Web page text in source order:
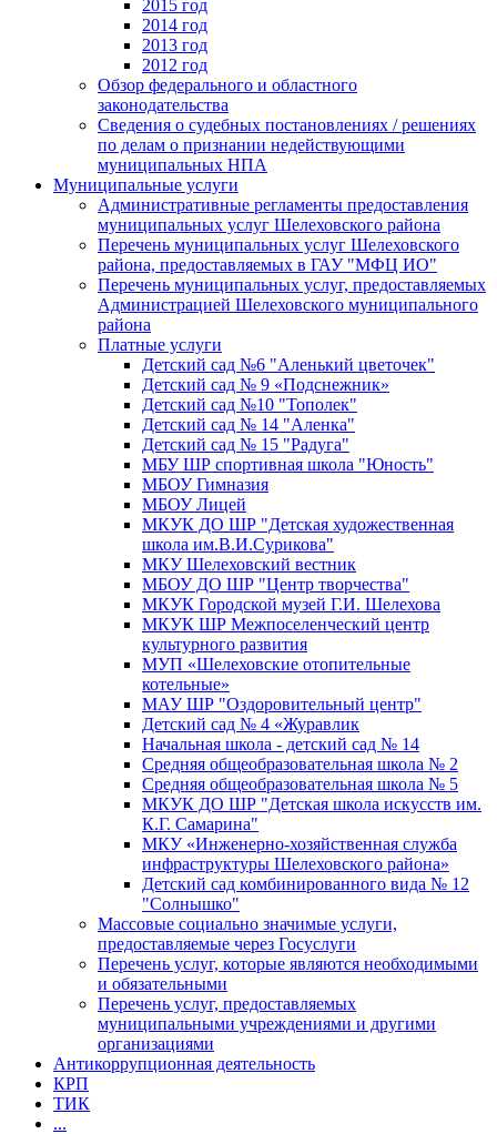
2015 год
2014 год
2013 год
2012 год
Обзор федерального и областного
законодательства
Сведения о судебных постановлениях / решениях
по делам о признании недействующими
муниципальных НПА
Муниципальные услуги
Административные регламенты предоставления
муниципальных услуг Шелеховского района
Перечень муниципальных услуг Шелеховского
района, предоставляемых в ГАУ "МФЦ ИО"
Перечень муниципальных услуг, предоставляемых
Администрацией Шелеховского муниципального
района
Платные услуги
Детский сад №6 "Аленький цветочек"
Детский сад № 9 «Подснежник»
Детский сад №10 "Тополек"
Детский сад № 14 "Аленка"
Детский сад № 15 "Радуга"
МБУ ШР спортивная школа "Юность"
МБОУ Гимназия
МБОУ Лицей
МКУК ДО ШР "Детская художественная
школа им.В.И.Сурикова"
МКУ Шелеховский вестник
МБОУ ДО ШР "Центр творчества"
МКУК Городской музей Г.И. Шелехова
МКУК ШР Межпоселенческий центр
культурного развития
МУП «Шелеховские отопительные
котельные»
МАУ ШР "Оздоровительный центр"
Детский сад № 4 «Журавлик
Начальная школа - детский сад № 14
Средняя общеобразовательная школа № 2
Средняя общеобразовательная школа № 5
МКУК ДО ШР "Детская школа искусств им.
К.Г. Самарина"
МКУ «Инженерно-хозяйственная служба
инфраструктуры Шелеховского района»
Детский сад комбинированного вида № 12
"Солнышко"
Массовые социально значимые услуги,
предоставляемые через Госуслуги
Перечень услуг, которые являются необходимыми
и обязательными
Перечень услуг, предоставляемых
муниципальными учреждениями и другими
организациями
Антикоррупционная деятельность
КРП
ТИК
...